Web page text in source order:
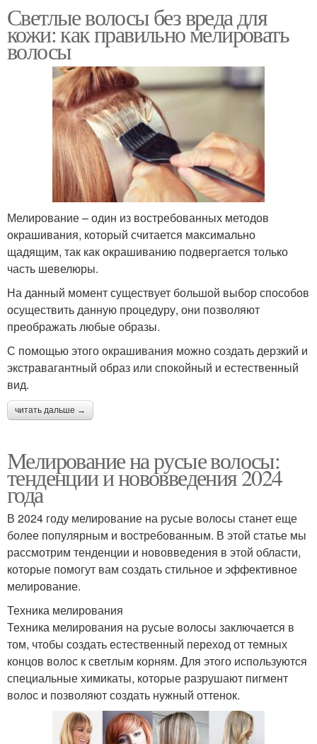
Светлые волосы без вреда для
кожи: как правильно мелировать
волосы
Мелирование – один из востребованных методов
окрашивания, который считается максимально
щадящим, так как окрашиванию подвергается только
часть шевелюры.
На данный момент существует большой выбор способов
осуществить данную процедуру, они позволяют
преображать любые образы.
С помощью этого окрашивания можно создать дерзкий и
экстравагантный образ или спокойный и естественный
вид.
читать дальше →
Мелирование на русые волосы:
тенденции и нововведения 2024
года
В 2024 году мелирование на русые волосы станет еще
более популярным и востребованным. В этой статье мы
рассмотрим тенденции и нововведения в этой области,
которые помогут вам создать стильное и эффективное
мелирование.
Техника мелирования
Техника мелирования на русые волосы заключается в
том, чтобы создать естественный переход от темных
концов волос к светлым корням. Для этого используются
специальные химикаты, которые разрушают пигмент
волос и позволяют создать нужный оттенок.